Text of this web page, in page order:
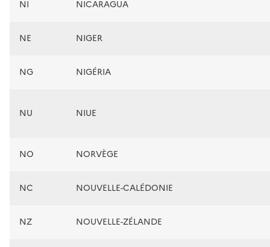
NI NICARAGUA
NE NIGER
NG NIGÉRIA
NU NIUE
NO NORVÈGE
NC NOUVELLE-CALÉDONIE
NZ NOUVELLE-ZÉLANDE